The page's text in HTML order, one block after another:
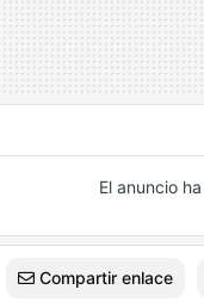
El anuncio
Compartir enlace